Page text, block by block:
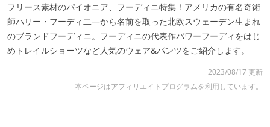
フリース素材のパイオニア、フーディニ特集！アメリカの有名奇術
師ハリー・フーディ二―から名前を取った北欧スウェーデン生まれ
のブランドフーディニ。フーディニの代表作パワーフーディをはじ
めトレイルショーツなど人気のウェア&パンツをご紹介します。
2023/08/17 更新
本ページはアフィリエイトプログラムを利用しています。